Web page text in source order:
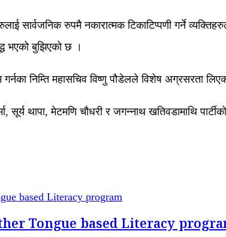
सार्वजनिक रुपमै नकारात्मक टिकाटिप्पणी गर्ने
भएको बुझिएको छ ।
गर्नका निम्ति महासचिव विष्णु पौडेलले विशेष अग्रसरता
सूर्य थापा, मेटमणि चौधरी र जगन्नाथ खतिवडामाथि
based Literacy program
Tongue based Literacy